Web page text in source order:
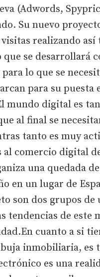
(Adwords,
Su nuevo
realizando
se desarrollará
lo que se
para su
mundo digital es
al final se
tanto es muy
comercio digital
una quedada
en un lugar de
son dos grupos de
tendencias de este
cuanto a si
inmobiliaria, es
es una